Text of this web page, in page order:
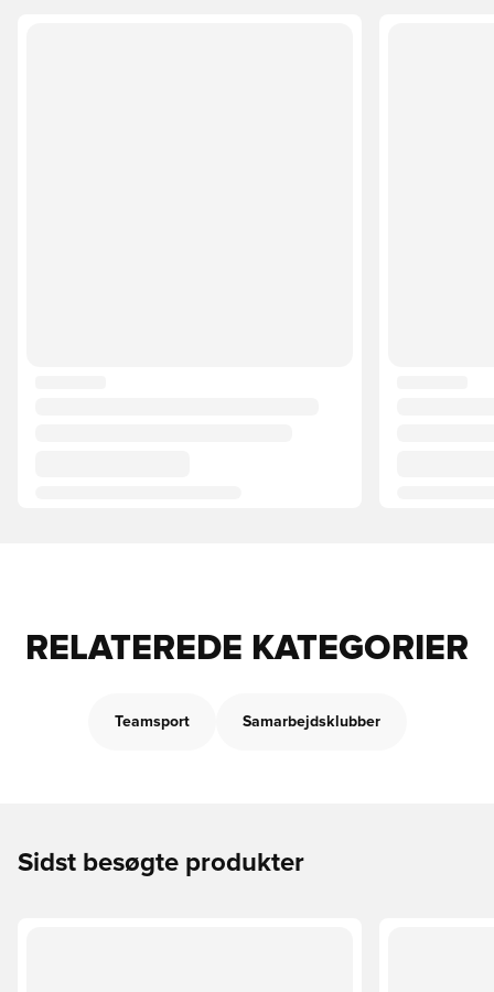
RELATEREDE KATEGORIER
Teamsport Samarbejdsklubber
Sidst besøgte produkter